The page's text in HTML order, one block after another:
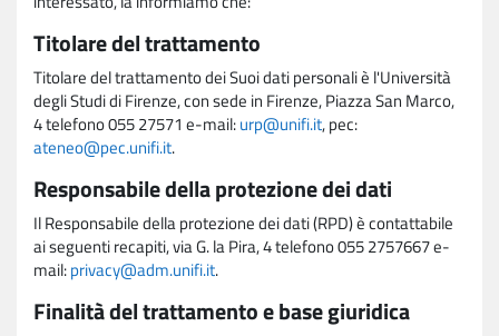
Titolare del trattamento
Titolare del trattamento dei Suoi dati personali è l'Università
degli Studi di Firenze, con sede in Firenze, Piazza San Marco,
4 telefono 055 27571 e-mail:urp@unifi.it, pec:
ateneo@pec.unifi.it.
Responsabile della protezione dei dati
Il Responsabile della protezione dei dati (RPD) è contattabile
ai seguenti recapiti, via G. la Pira, 4 telefono 055 2757667 e-
mail:privacy@adm.unifi.it.
Finalità del trattamento e base giuridica